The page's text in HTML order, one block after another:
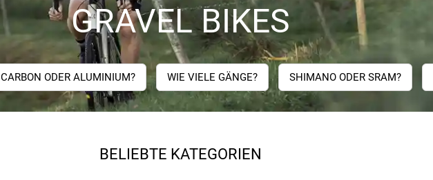
GRAVEL BIKES
CARBON ODER ALUMINIUM? WIE VIELE GÄNGE? SHIMANO ODER SRAM?
BELIEBTE KATEGORIEN